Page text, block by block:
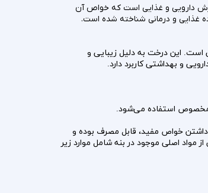
دارویی و غذایی است که خواص آن
غذایی و درمانی شناخته شده است.
رشد می‌کند، برداشت می‌شود. این محصول کاملاً ارگانیک، بدون هرگونه سم یا کود شیمیایی، و 100% طبیعی است. این درخت به دلیل زیبایی و
و بهداشتی کاربرد دارد.
خواص مفید، قابل مصرف بوده و
اصلی موجود در بنه شامل موارد زیر